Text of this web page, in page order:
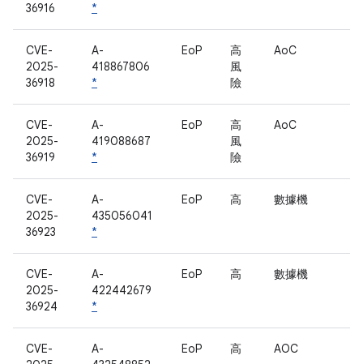
36916
*
CVE-
2025-
36918
A-
418867806
*
EoP
高
風
險
AoC
CVE-
2025-
36919
A-
419088687
*
EoP
高
風
險
AoC
CVE-
2025-
36923
A-
435056041
*
EoP 高 數據機
CVE-
2025-
36924
A-
422442679
*
EoP 高 數據機
CVE-
A-
EoP 高 AOC